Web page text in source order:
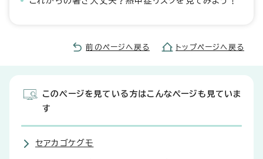
前のページへ戻る トップページへ戻る
このページを見ている方はこんなページも見ていま
す
セアカゴケグモ